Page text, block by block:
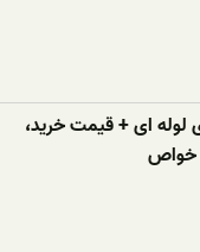
لوله ای + قیمت خرید،
خواص